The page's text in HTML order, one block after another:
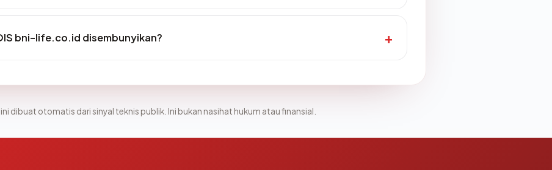
bni-life.co.id disembunyikan?
dibuat otomatis dari sinyal teknis publik. Ini bukan nasihat hukum atau finansial.